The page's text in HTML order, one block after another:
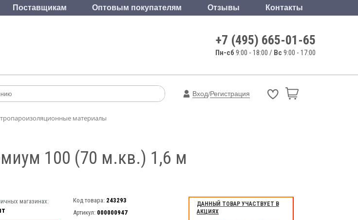
Поставщикам Оптовым покупателям Отзывы Контакты
+7 (495) 665-01-65
Пн-сб 9:00 - 18:00 / Вс 9:00 - 17:00
Вход/Регистрация
материалы
100 (70 м.кв.) 1,6 м
магазинах: Код товара: 243293
Артикул: 000000947
ДАННЫЙ ТОВАР УЧАСТВУЕТ В
АКЦИЯХ